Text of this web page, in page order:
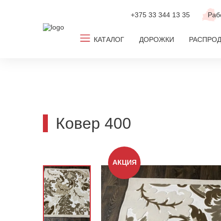
+375 33 344 13 35
КАТАЛОГ
По популярным размерам
По дизайну
По цвету
По комнате
ДОРОЖКИ
Ковер 400
АКЦИЯ